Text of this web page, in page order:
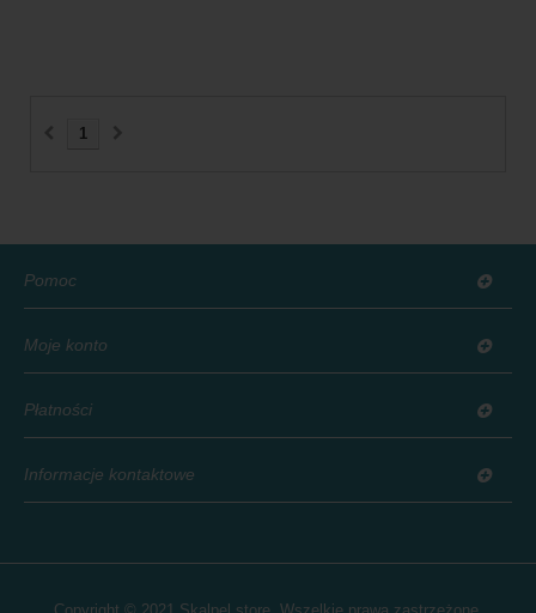
1
Pomoc
Moje konto
Płatności
Informacje kontaktowe